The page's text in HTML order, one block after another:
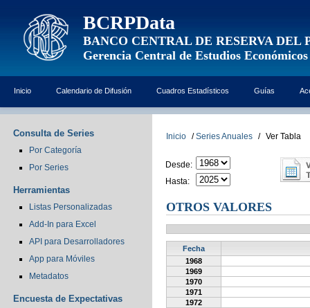
BCRPData
BANCO CENTRAL DE RESERVA DEL
Gerencia Central de Estudios Económicos
Inicio Calendario de Difusión Cuadros Estadísticos Guías
Consulta de Series
Por Categoría
Por Series
Herramientas
Listas Personalizadas
Add-In para Excel
API para Desarrolladores
App para Móviles
Metadatos
Encuesta de Expectativas
Inicio / Series Anuales / Ver Tabla
Desde:
Hasta:
OTROS VALORES
Fecha
1968
1969
1970
1971
1972